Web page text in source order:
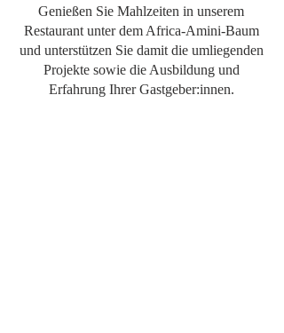
Genießen Sie Mahlzeiten in unserem
Restaurant unter dem Africa-Amini-Baum
und unterstützen Sie damit die umliegenden
Projekte sowie die Ausbildung und
Erfahrung Ihrer Gastgeber:innen.